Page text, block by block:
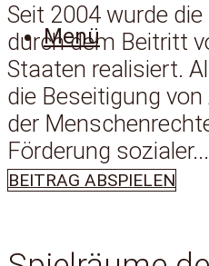
Menü
Seit 2004 wurde
durch dem Beitritt
Staaten realisiert.
die Beseitigung
der
Förderung sozialer...
BEITRAG ABSPIELEN